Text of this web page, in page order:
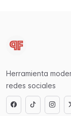
Herramienta
redes sociales